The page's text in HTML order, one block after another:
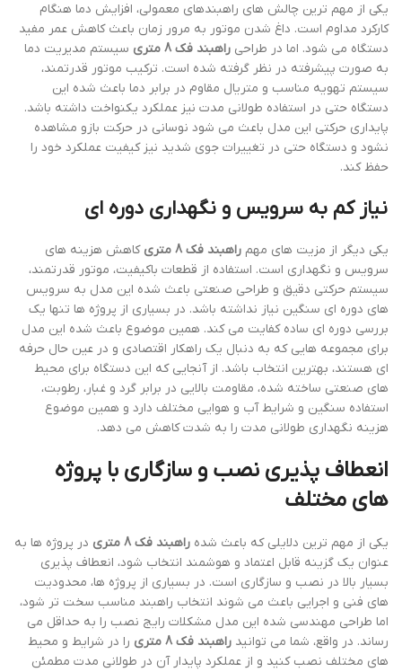
یکی از مهم ترین چالش های راهبندهای معمولی، افزایش دما هنگام
کارکرد مداوم است. داغ شدن موتور به مرور زمان باعث کاهش عمر مفید
دستگاه می شود. اما در طراحی راهبند فک 8 متری
سیستم مدیریت دما
به صورت پیشرفته در نظر گرفته شده است. ترکیب موتور قدرتمند،
سیستم تهویه مناسب و متریال مقاوم در برابر دما باعث شده این
دستگاه حتی در استفاده طولانی مدت نیز عملکرد یکنواخت داشته باشد.
پایداری حرکتی این مدل باعث می شود نوسانی در حرکت بازو مشاهده
نشود و دستگاه حتی در تغییرات جوی شدید نیز کیفیت عملکرد خود را
حفظ کند.
نیاز کم به سرویس و نگهداری دوره ای
یکی دیگر از مزیت های مهم راهبند فک 8 متری
کاهش هزینه های
سرویس و نگهداری است. استفاده از قطعات باکیفیت، موتور قدرتمند،
سیستم حرکتی دقیق و طراحی صنعتی باعث شده این مدل به سرویس
های دوره ای سنگین نیاز نداشته باشد. در بسیاری از پروژه ها تنها یک
بررسی دوره ای ساده کفایت می کند. همین موضوع باعث شده این مدل
برای مجموعه هایی که به دنبال یک راهکار اقتصادی و در عین حال حرفه
ای هستند، بهترین انتخاب باشد. از آنجایی که این دستگاه برای محیط
های صنعتی ساخته شده، مقاومت بالایی در برابر گرد و غبار، رطوبت،
استفاده سنگین و شرایط آب و هوایی مختلف دارد و همین موضوع
هزینه نگهداری طولانی مدت را به شدت کاهش می دهد.
انعطاف پذیری نصب و سازگاری با پروژه
های مختلف
یکی از مهم ترین دلایلی که باعث شده راهبند فک 8 متری
در پروژه ها به
عنوان یک گزینه قابل اعتماد و هوشمند انتخاب شود، انعطاف پذیری
بسیار بالا در نصب و سازگاری است. در بسیاری از پروژه ها، محدودیت
های فنی و اجرایی باعث می شوند انتخاب راهبند مناسب سخت تر شود،
اما طراحی مهندسی شده این مدل مشکلات رایج نصب را به حداقل می
رساند. در واقع، شما می توانید راهبند فک 8 متری
را در شرایط و محیط
های مختلف نصب کنید و از عملکرد پایدار آن در طولانی مدت مطمئن